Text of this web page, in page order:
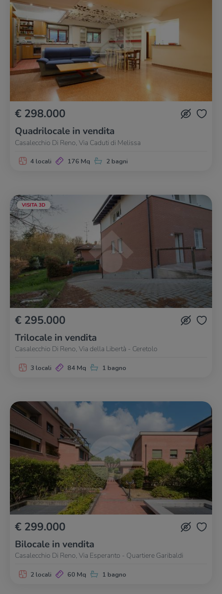
€ 298.000
Quadrilocale in vendita
Casalecchio Di Reno, Via Caduti di Melissa
4 locali 176 Mq 2 bagni
VISITA 3D
€ 295.000
Trilocale in vendita
Casalecchio Di Reno, Via della Libertà - Ceretolo
3 locali 84 Mq 1 bagno
€ 299.000
Bilocale in vendita
Casalecchio Di Reno, Via Esperanto - Quartiere Garibaldi
2 locali 60 Mq 1 bagno